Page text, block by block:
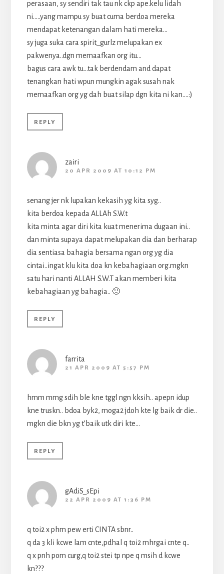
perasaan, sy sendiri tak tau nk ckp ape.kelu lidah
ni…..yang mampu sy buat cuma berdoa mereka
mendapat ketenangan dalam hati mereka…
sy juga suka cara spirit_gurlz melupakan ex
pakwenya..dgn memaafkan org itu…
bagus cara awk tu…tak berdendam and dapat
tenangkan hati wpun mungkin agak susah nak
memaafkan org yg dah buat silap dgn kita ni kan….:)
REPLY
zairi
20 APR 2009 AT 10:12 PM
senang jer nk lupakan kekasih yg kita syg..
kita berdoa kepada ALLAh S.W.t
kita minta agar diri kita kuat menerima dugaan ini..
dan minta supaya dapat melupakan dia dan berharap
dia sentiasa bahagia bersama ngan org yg dia
cintai..ingat klu kita doa kn kebahagiaan org.mgkn
satu hari nanti ALLAH S.W.T akan memberi kita
kebahagiaan yg bahagia.. 🙂
REPLY
farrita
21 APR 2009 AT 5:57 PM
hmm mmg sdih ble kne tggl ngn kksih.. apepn idup
kne truskn.. bdoa byk2, moga2 jdoh kte lg baik dr die..
mgkn die bkn yg t’baik utk diri kte…
REPLY
gAdiS_sEpi
22 APR 2009 AT 1:36 PM
q toi2 x phm pew erti CINTA sbnr..
q da 3 kli kcwe lam cnte,pdhal q toi2 mhrgai cnte q..
q x pnh pom curg,q toi2 stei tp npe q msih d kcwe
kn???